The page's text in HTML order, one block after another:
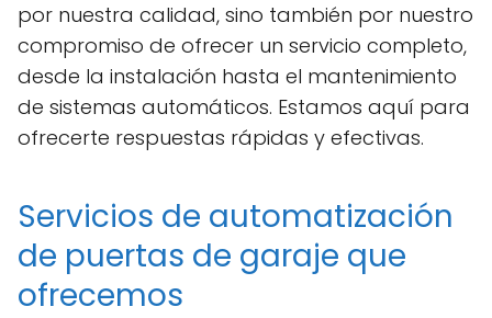
por nuestra calidad, sino también por nuestro
compromiso de ofrecer un servicio completo,
desde la instalación hasta el mantenimiento
de sistemas automáticos. Estamos aquí para
ofrecerte respuestas rápidas y efectivas.
Servicios de automatización
de puertas de garaje que
ofrecemos